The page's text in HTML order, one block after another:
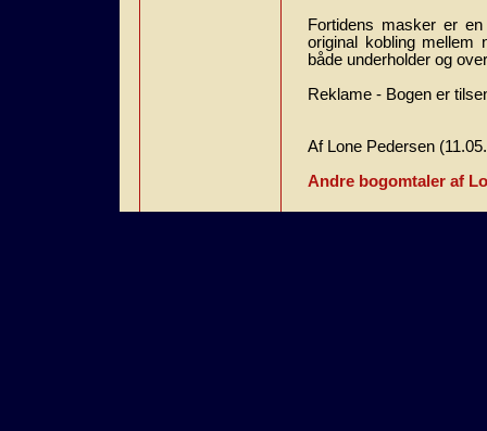
Fortidens masker er
original kobling mellem
både underholder og
Reklame - Bogen er
Af Lone Pedersen
Andre bogomtaler af